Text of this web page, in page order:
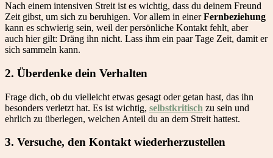
Nach einem intensiven Streit ist es wichtig, dass du deinem Freund
Zeit gibst, um sich zu beruhigen. Vor allem in einerFernbeziehung
kann es schwierig sein, weil der persönliche Kontakt fehlt, aber
auch hier gilt: Dräng ihn nicht. Lass ihm ein paar Tage Zeit, damit er
sich sammeln kann.
2. Überdenke dein Verhalten
Frage dich, ob du vielleicht etwas gesagt oder getan hast, das ihn
besonders verletzt hat. Es ist wichtig, selbstkritisch zu sein und
ehrlich zu überlegen, welchen Anteil du an dem Streit hattest.
3. Versuche, den Kontakt wiederherzustellen